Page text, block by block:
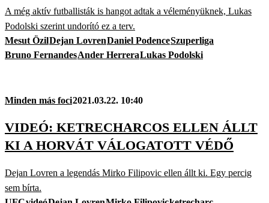
A még aktív futballisták is hangot adtak a véleményüknek, Lukas
Podolski szerint undorító ez a terv.
Mesut ÖzilDejan LovrenDaniel PodenceSzuperliga
Bruno FernandesAnder HerreraLukas Podolski
Minden más foci2021.03.22. 10:40
VIDEÓ: KETRECHARCOS ELLEN ÁLLT
KI A HORVÁT VÁLOGATOTT VÉDŐ
Dejan Lovren a legendás Mirko Filipovic ellen állt ki. Egy percig
sem bírta.